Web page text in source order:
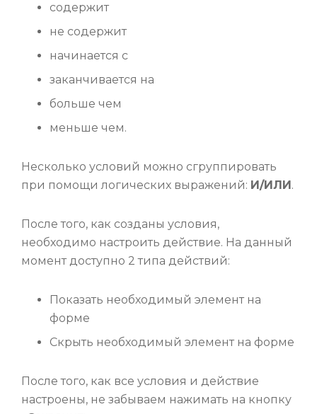
содержит
не содержит
начинается с
заканчивается на
больше чем
меньше чем.
Несколько условий можно сгруппировать
при помощи логических выражений: И/ИЛИ .
После того, как созданы условия,
необходимо настроить действие. На данный
момент доступно 2 типа действий:
Показать необходимый элемент на
форме
Скрыть необходимый элемент на форме
После того, как все условия и действие
настроены, не забываем нажимать на кнопку